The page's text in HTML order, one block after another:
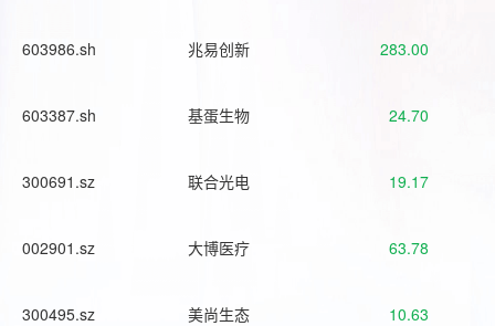
603986.sh 兆易创新 283.00
603387.sh 基蛋生物 24.70
300691.sz 联合光电 19.17
002901.sz 大博医疗 63.78
300495.sz 美尚生态 10.63